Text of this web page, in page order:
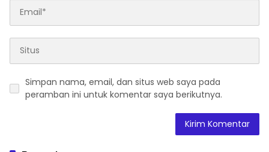
Simpan nama, email, dan situs web saya pada
peramban ini untuk komentar saya berikutnya.